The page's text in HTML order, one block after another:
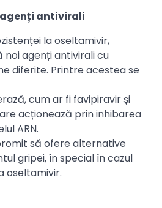
antivirali
la oseltamivir,
agenți antivirali cu
diferite. Printre acestea se
cum ar fi favipiravir și
acționează prin inhibarea
ARN.
să ofere alternative
gripei, în special în cazul
oseltamivir.